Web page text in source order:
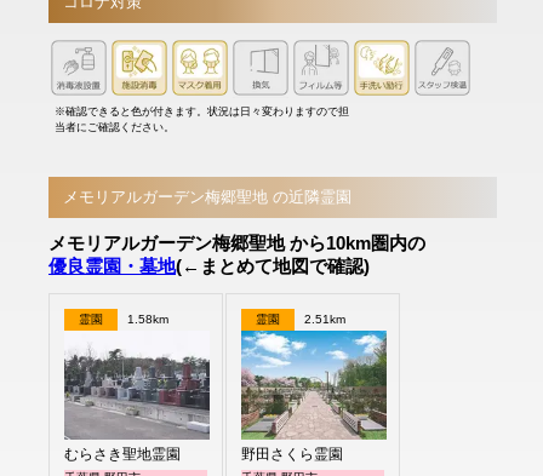
※確認できると色が付きます。状況は日々変わりますので担
当者にご確認ください。
メモリアルガーデン梅郷聖地 の近隣霊園
メモリアルガーデン梅郷聖地 から10km圏内の
優良霊園・墓地(←まとめて地図で確認)
霊園 1.58km
むらさき聖地霊園
霊園 2.51km
野田さくら霊園